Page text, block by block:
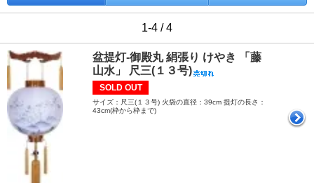
1-4 / 4
盆提灯-御殿丸 絹張り けやき 「藤
山水」 尺三(１３号)
SOLD OUT
サイズ：尺三(１３号) 火袋の直径：39cm 提灯の長さ：
43cm(枠から枠まで)